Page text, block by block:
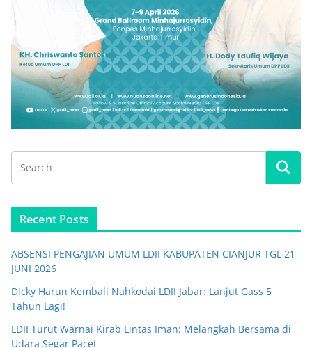
Recent Posts
ABSENSI PENGAJIAN UMUM LDII KABUPATEN CIANJUR TGL 21
JUNI 2026
Dicky Harun Kembali Nahkodai LDII Jabar: Lanjut Gass 5
Tahun Lagi!
LDII Turut Warnai Kirab Lintas Iman: Melangkah Bersama di
Udara Segar Pacet